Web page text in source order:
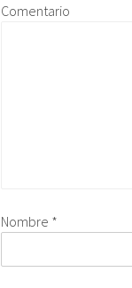
Comentario
Nombre *